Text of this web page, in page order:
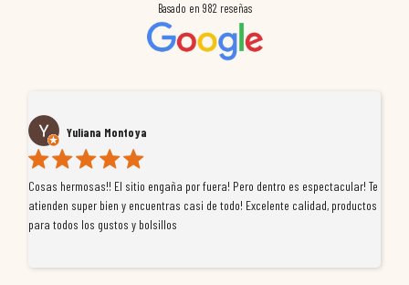
Basado en 982 reseñas
Yuliana Montoya
Cosas hermosas!! El sitio engaña por fuera! Pero dentro es espectacular! Te
atienden super bien y encuentras casi de todo! Excelente calidad, productos
para todos los gustos y bolsillos